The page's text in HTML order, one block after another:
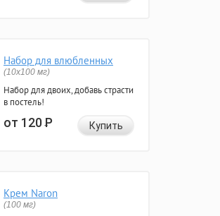
Набор для влюбленных
(10х100 мг)
Набор для двоих, добавь страсти
в постель!
от 120Р Купить
Крем Naron
(100 мг)